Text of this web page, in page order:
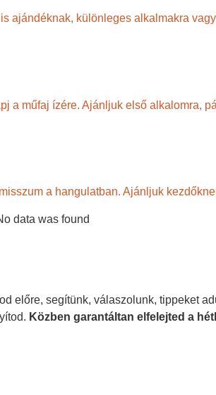
ajándéknak, különleges alkalmakra
a műfaj ízére. Ajánljuk első alkalomra,
a hangulatban. Ajánljuk
data was found
előre, segítünk, válaszolunk, tippeket
Közben garantáltan elfelejted a